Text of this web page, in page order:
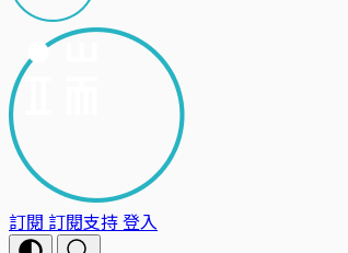
訂閱 訂閱支持登入